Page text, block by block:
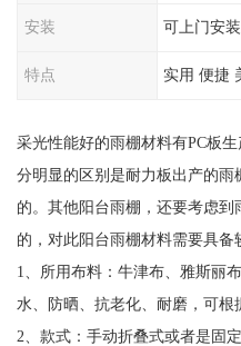
安装 可上门安装
特点 实用 便捷
采光性能好的雨棚材料有PC板
分明显的区别是耐力板出产的
的。其他阳台雨棚，还要考虑
的，对此阳台雨棚材料需要具备
1、所用布料：牛津布、雅斯丽
水、防晒、抗老化、耐磨，可根
2、款式：手动折叠式或者是固